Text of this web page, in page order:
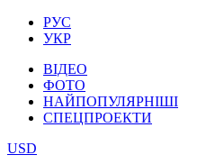
РУС
УКР
ВІДЕО
ФОТО
НАЙПОПУЛЯРНІШІ
СПЕЦПРОЕКТИ
USD